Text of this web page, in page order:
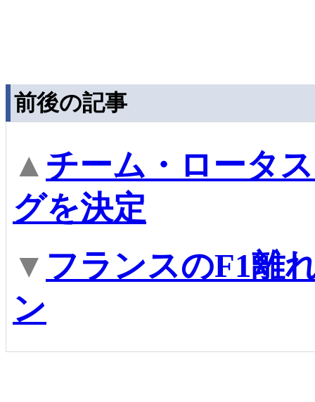
前後の記事
▲ チーム・ロータ
グを決定
▼ フランスのF1離
ン